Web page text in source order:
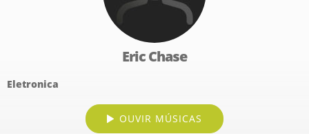
Eric Chase
Eletronica
OUVIR MÚSICAS